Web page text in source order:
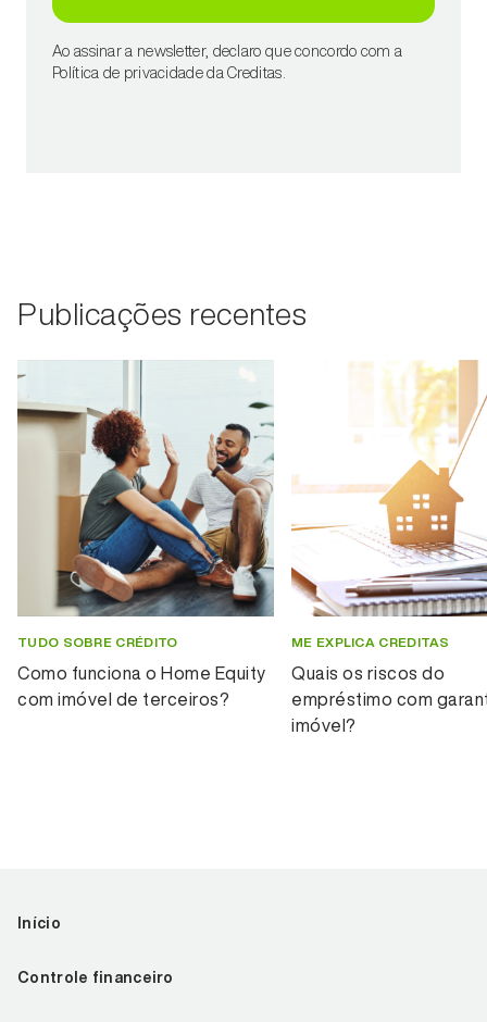
Ao assinar a newsletter, declaro que concordo com a
Política de privacidade da Creditas.
Publicações recentes
TUDO SOBRE CRÉDITO
Como funciona o Home Equity
com imóvel de terceiros?
ME EXPLICA CREDITAS
Quais os riscos do
empréstimo com
imóvel?
Início
Controle financeiro